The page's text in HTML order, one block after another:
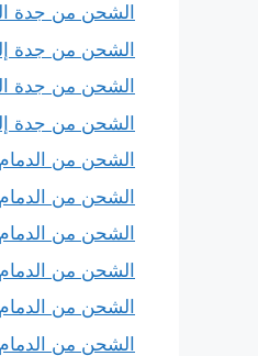
الشحن من جدة
الشحن من جدة
الشحن من جدة
الشحن من جدة
الشحن من
الشحن من الدمام
الشحن من
الشحن من
الشحن من
الشحن من